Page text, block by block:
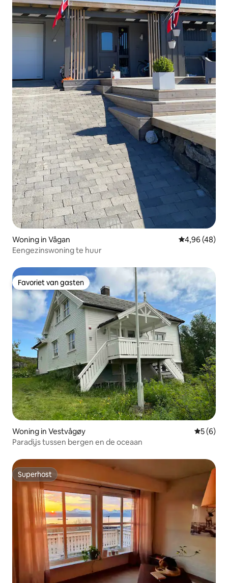
Woning in Vågan Gemiddelde
4,96 (48)
Eengezinswoning te huur
Favoriet van gasten
Favoriet van gasten
Woning in Vestvågøy
5 (6)
Paradijs tussen bergen en de oceaan
Superhost
Superhost